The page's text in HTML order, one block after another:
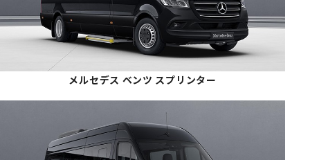
メルセデス ベンツ スプリンター